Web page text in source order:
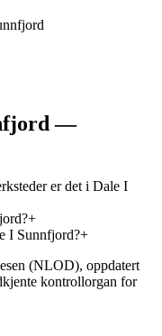
—
er det i Dale I
+
I Sunnfjord?+
(NLOD), oppdatert
kontrollorgan for